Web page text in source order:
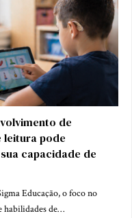
de
leitura pode
capacidade de
Educação, o foco no
habilidades de…